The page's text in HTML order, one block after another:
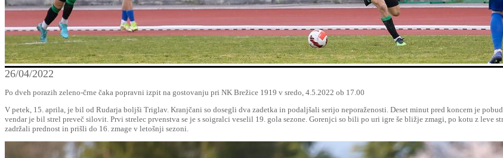
26/04/2022
Po dveh porazih zeleno-črne čaka popravni izpit na gostovanju pri NK Brežice 1919 v sredo, 4.5.2022 ob 17.00
V petek, 15. aprila, je bil od Rudarja boljši Triglav. Kranjčani so dosegli dva zadetka in podaljšali serijo neporaženosti. Deset minut pred koncem je
vendar je bil strel preveč silovit. Prvi strelec prvenstva se je s soigralci veselil 19. gola sezone. Gorenjci so bili po uri igre še bližje zmagi, po kotu z
zadržali prednost in prišli do 16. zmage v letošnji sezoni.